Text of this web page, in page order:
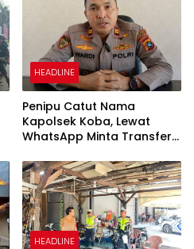
HEADLINE
Penipu Catut Nama
Kapolsek Koba, Lewat
WhatsApp Minta Transfer
HEADLINE